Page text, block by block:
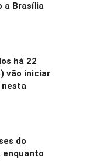
a Brasília
há 22
vão iniciar
nesta
do
enquanto